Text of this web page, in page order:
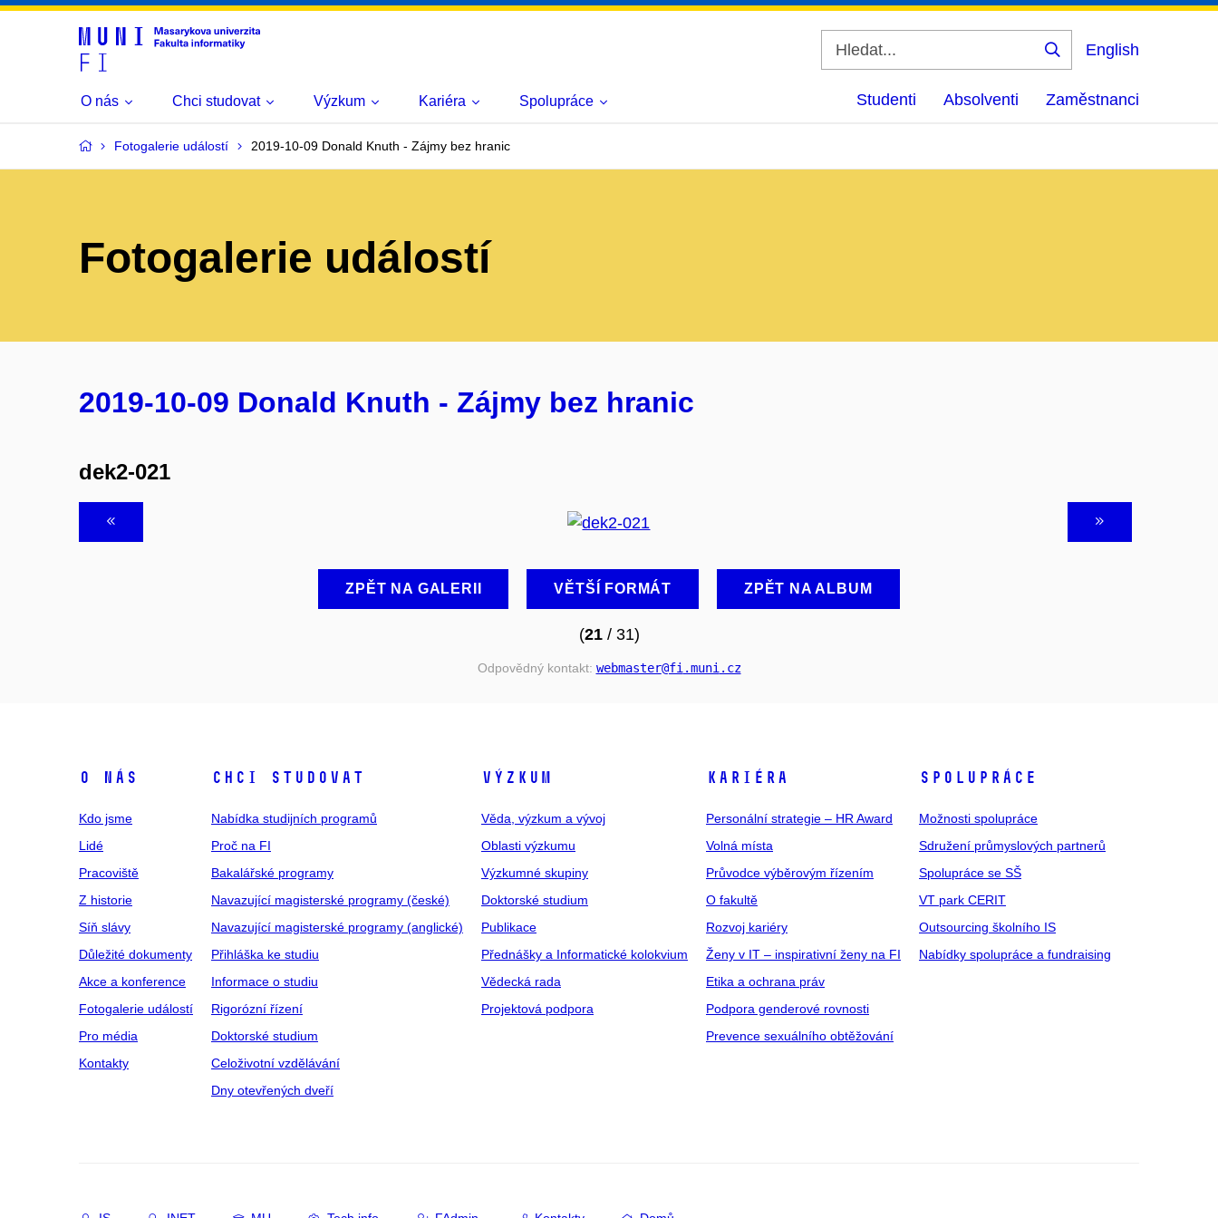
Vyhledat
English
O nás Chci studovat Výzkum Kariéra Spolupráce Studenti Absolventi Zaměstnanci
Fotogalerie událostí 2019-10-09 Donald Knuth - Zájmy bez hranic
Fotogalerie událostí
2019-10-09 Donald Knuth - Zájmy bez hranic
dek2-021
ZPĚT NA GALERII VĚTŠÍ FORMÁT ZPĚT NA ALBUM
(21/ 31)
Odpovědný kontakt: webmaster@fi .muni .cz
O NÁS
Kdo jsme
Lidé
Pracoviště
Z historie
Síň slávy
Důležité dokumenty
Akce a konference
Fotogalerie událostí
Pro média
Kontakty
CHCI STUDOVAT
Nabídka studijních programů
Proč na FI
Bakalářské programy
Navazující magisterské programy (české)
Navazující magisterské programy (anglické)
Přihláška ke studiu
Informace o studiu
Rigorózní řízení
Doktorské studium
Celoživotní vzdělávání
Dny otevřených dveří
VÝZKUM
Věda, výzkum a vývoj
Oblasti výzkumu
Výzkumné skupiny
Doktorské studium
Publikace
Přednášky a Informatické kolokvium
Vědecká rada
Projektová podpora
KARIÉRA
Personální strategie – HR Award
Volná místa
Průvodce výběrovým řízením
O fakultě
Rozvoj kariéry
Ženy v IT – inspirativní ženy na FI
Etika a ochrana práv
Podpora genderové rovnosti
Prevence sexuálního obtěžování
SPOLUPRÁCE
Možnosti spolupráce
Sdružení průmyslových partnerů
Spolupráce se SŠ
VT park CERIT
Outsourcing školního IS
Nabídky spolupráce a fundraising